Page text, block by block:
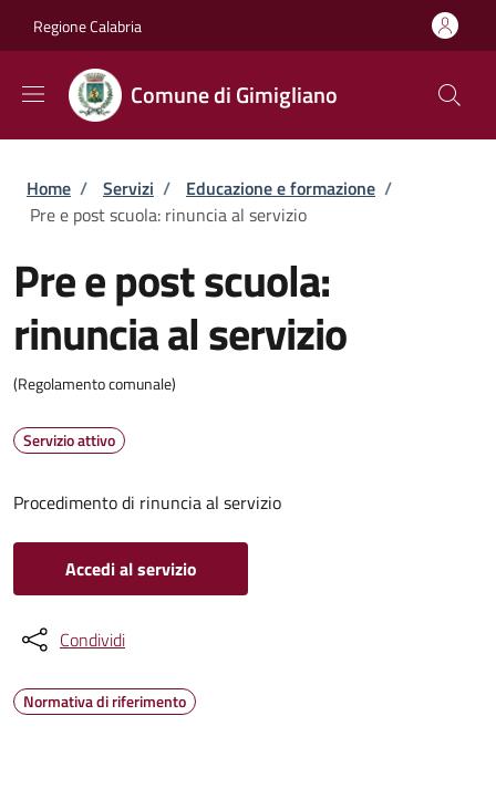
Regione Calabria
Comune di Gimigliano
Briciole di pane
Home / Servizi / Educazione e formazione /
Pre e post scuola: rinuncia al servizio
Pre e post scuola:
rinuncia al servizio
(Regolamento comunale)
Servizio attivo
Procedimento di rinuncia al servizio
Accedi al servizio
Condividi
Normativa di riferimento